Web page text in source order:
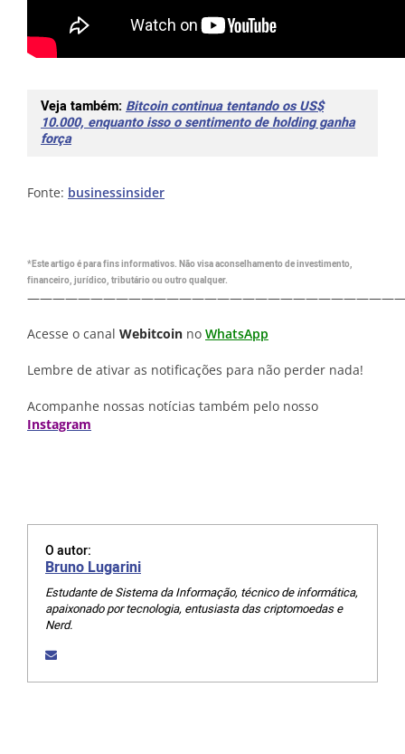
Veja também: Bitcoin continua tentando os US$
10.000, enquanto isso o sentimento de holding ganha
força
Fonte: businessinsider
*Este artigo é para fins informativos. Não visa aconselhamento de investimento,
financeiro, jurídico, tributário ou outro qualquer.
Acesse o canal Webitcoin no WhatsApp
Lembre de ativar as notificações para não perder nada!
Acompanhe nossas notícias também pelo nosso
Instagram
O autor:
Bruno Lugarini
Estudante de Sistema da Informação, técnico de informática,
apaixonado por tecnologia, entusiasta das criptomoedas e
Nerd.